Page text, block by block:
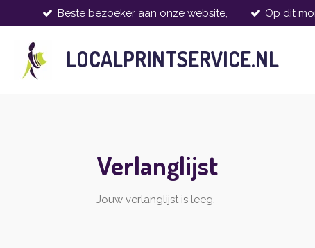
direct
hoofdinhoud
Beste bezoeker aan onze website, Op dit
LOCALPRINTSERVICE.NL
Verlanglijst
Jouw verlanglijst is leeg.